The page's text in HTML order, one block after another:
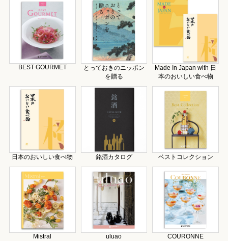
BEST GOURMET
とっておきのニッポン
を贈る
Made In Japan with 日
本のおいしい食べ物
日本のおいしい食べ物 銘酒カタログ ベストコレクション
Mistral uluao COURONNE